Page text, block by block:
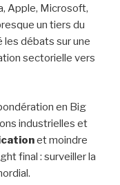
Apple, Microsoft,
un tiers du
les débats sur une
sectorielle vers
en Big
industrielles et
et moindre
final : surveiller la